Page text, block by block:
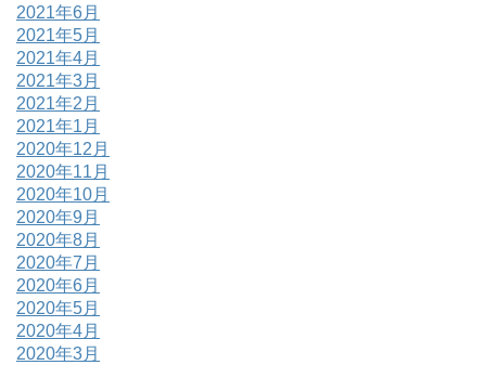
2021年6月
2021年5月
2021年4月
2021年3月
2021年2月
2021年1月
2020年12月
2020年11月
2020年10月
2020年9月
2020年8月
2020年7月
2020年6月
2020年5月
2020年4月
2020年3月